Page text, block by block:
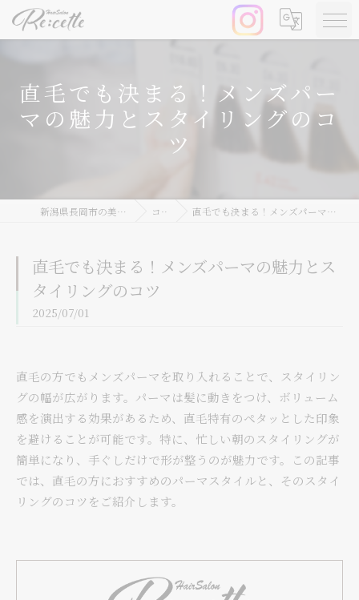
直毛でも決まる！メンズパー
マの魅力とスタイリングのコ
ツ
新潟県長岡市の美容院ならRe:cette コラム 直毛でも決まる！メンズパーマの魅力とスタイリングのコツ
直毛でも決まる！メンズパーマの魅力とス
タイリングのコツ
2025/07/01
直毛の方でもメンズパーマを取り入れることで、スタイリン
グの幅が広がります。パーマは髪に動きをつけ、ボリューム
感を演出する効果があるため、直毛特有のペタッとした印象
を避けることが可能です。特に、忙しい朝のスタイリングが
簡単になり、手ぐしだけで形が整うのが魅力です。この記事
では、直毛の方におすすめのパーマスタイルと、そのスタイ
リングのコツをご紹介します。